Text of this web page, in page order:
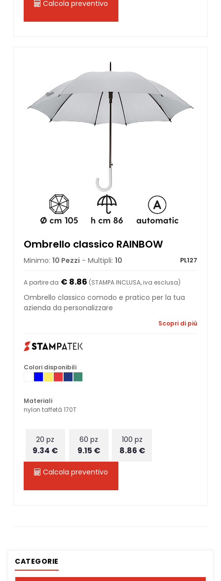
Calcola preventivo
Ombrello classico RAINBOW
Minimo: 10 Pezzi - Multipli: 10 PL127
A partire da € 8.86 (STAMPA INCLUSA, iva esclusa)
Ombrello classico comodo e pratico per la tua
azienda da personalizzare
Scopri di più
Colori disponibili
Materiali
nylon taffetà 170T
20 pz
9.34 €
60 pz
9.15 €
100 pz
8.86 €
Calcola preventivo
CATEGORIE